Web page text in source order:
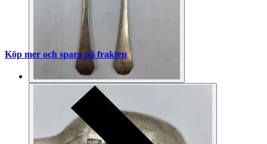
Köp mer och spara på frakten